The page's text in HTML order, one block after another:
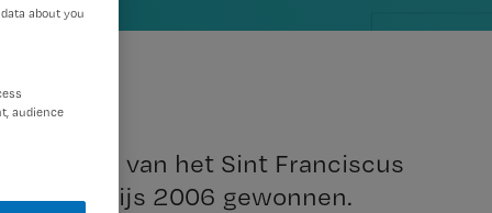
van het Sint Franciscus
prijs 2006 gewonnen.
about you
audience